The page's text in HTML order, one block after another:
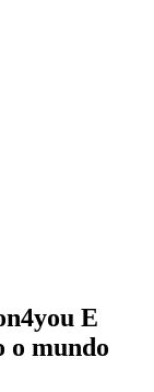
E
o mundo